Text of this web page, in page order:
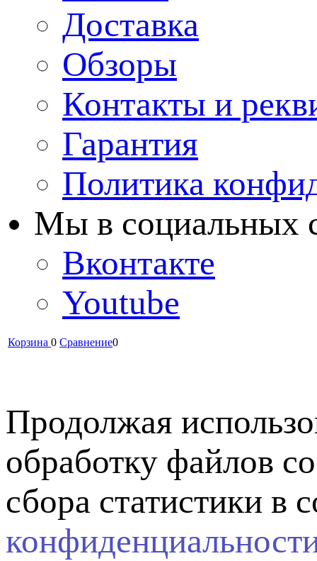
Доставка
Обзоры
Контакты и
Гарантия
Политика
Мы в cоциальных
Вконтакте
Youtube
Корзина 0 Сравнение0
Продолжая
обработку файлов
сбора статистики в